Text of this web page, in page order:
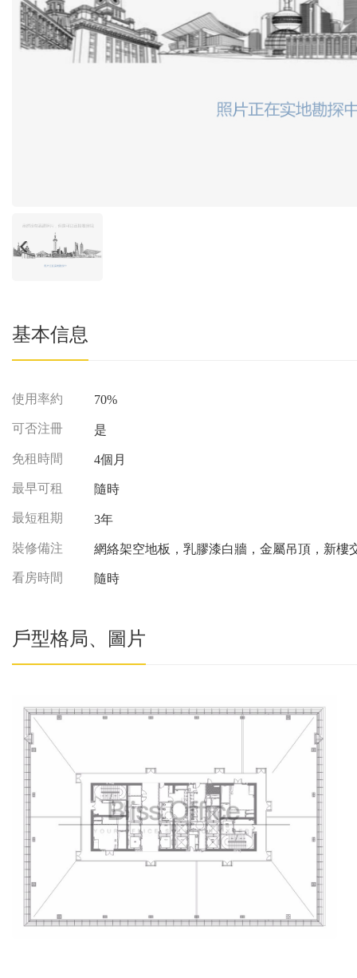
基本信息
使用率約 70%
可否注冊 是
免租時間 4個月
最早可租 隨時
最短租期 3年
裝修備注 網絡架空地板，乳膠漆白牆，金屬吊頂，新樓
看房時間 隨時
戶型格局、圖片